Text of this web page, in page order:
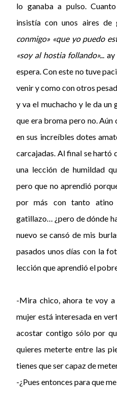
lo ganaba a pulso.
insistía con unos aires de
conmigo» «que yo puedo
«soy al hostia follando»...
espera. Con este no tuve
venir y como con otros
y va el muchacho y le da
que era broma pero no.
en sus increíbles dotes
carcajadas. Al final se hartó
una lección de humildad
pero que no aprendió
por más con tanto
gatillazo… ¿pero de dónde
nuevo se cansó de mis
pasados unos días con la
lección que aprendió el
-Mira chico, ahora te voy a
mujer está interesada en
acostar contigo sólo por
quieres meterte entre las
tienes que ser capaz de
-¿Pues entonces para que